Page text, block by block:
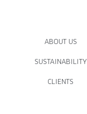
ABOUT US
SUSTAINABILITY
CLIENTS